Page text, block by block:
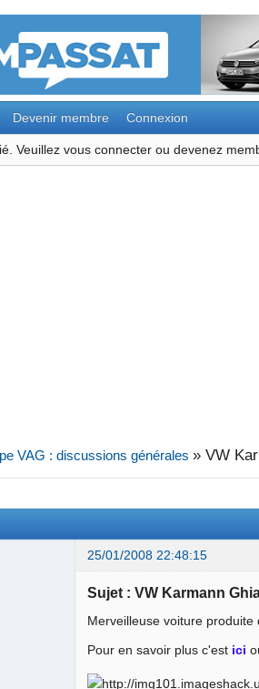
Devenir membre Connexion
Veuillez vous connecter ou devenez
VAG : discussions générales » VW
25/01/2008 22:48:15
Sujet : VW Karmann Ghia
Merveilleuse voiture produite
Pour en savoir plus c'est ici